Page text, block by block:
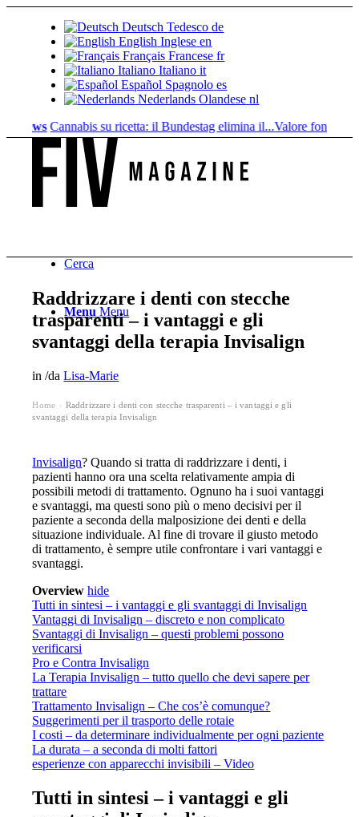
Deutsch Tedesco de
English Inglese en
Français Francese fr
Italiano Italiano it
Español Spagnolo es
Nederlands Olandese nl
Cannabis su ricetta: il Bundestag elimina il...Valore fondiario di
Cerca
Menu Menu
Raddrizzare i denti con stecche
trasparenti – i vantaggi e gli
svantaggi della terapia Invisalign
in/daLisa-Marie
Home
Raddrizzare i denti con stecche trasparenti – i vantaggi e gli
svantaggi della terapia Invisalign
Invisalign? Quando si tratta di raddrizzare i denti, i
pazienti hanno ora una scelta relativamente ampia di
possibili metodi di trattamento. Ognuno ha i suoi vantaggi
e svantaggi, ma questi sono più o meno decisivi per il
paziente a seconda della malposizione dei denti e della
situazione individuale. Al fine di trovare il giusto metodo
di trattamento, è sempre utile confrontare i vari vantaggi e
svantaggi.
Overview hide
Tutti in sintesi – i vantaggi e gli svantaggi di Invisalign
Vantaggi di Invisalign – discreto e non complicato
Svantaggi di Invisalign – questi problemi possono
verificarsi
Pro e Contra Invisalign
La Terapia Invisalign – tutto quello che devi sapere per
trattare
Trattamento Invisalign – Che cos’è comunque?
Suggerimenti per il trasporto delle rotaie
I costi – da determinare individualmente per ogni paziente
La durata – a seconda di molti fattori
esperienze con apparecchi invisibili – Video
Tutti in sintesi – i vantaggi e gli